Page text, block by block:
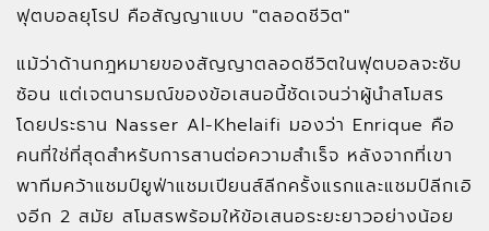
ฟุตบอลยุโรป คือสัญญาแบบ "ตลอดชีวิต"
แม้ว่าด้านกฎหมายของสัญญาตลอดชีวิตในฟุตบอลจะซับ
ซ้อน แต่เจตนารมณ์ของข้อเสนอนี้ชัดเจนว่าผู้นำสโมสร
โดยประธาน Nasser Al-Khelaifi มองว่า Enrique คือ
คนที่ใช่ที่สุดสำหรับการสานต่อความสำเร็จ หลังจากที่เขา
พาทีมคว้าแชมป์ยูฟ่าแชมเปียนส์ลีกครั้งแรกและแชมป์ลีกเอิ
งอีก 2 สมัย สโมสรพร้อมให้ข้อเสนอระยะยาวอย่างน้อย